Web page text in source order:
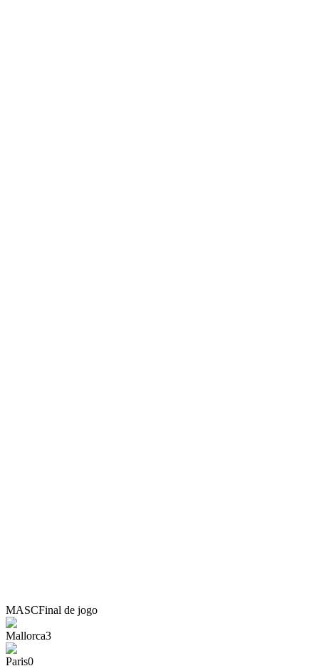
MASCFinal de jogo
Mallorca3
Paris0